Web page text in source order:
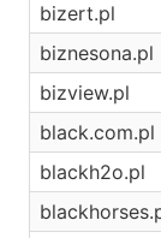
bizert.pl
biznesona.pl
bizview.pl
black.com.pl
blackh2o.pl